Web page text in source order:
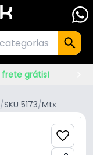
frete grátis!
/SKU 5173/Mtx